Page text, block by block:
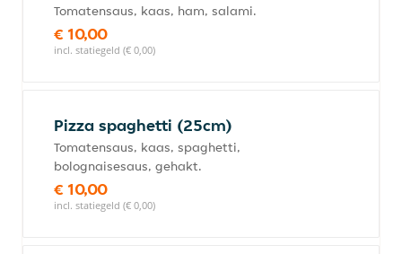
Tomatensaus, kaas, ham, salami.
€ 10,00
incl. statiegeld (€ 0,00)
Pizza spaghetti (25cm)
Tomatensaus, kaas, spaghetti,
bolognaisesaus, gehakt.
€ 10,00
incl. statiegeld (€ 0,00)